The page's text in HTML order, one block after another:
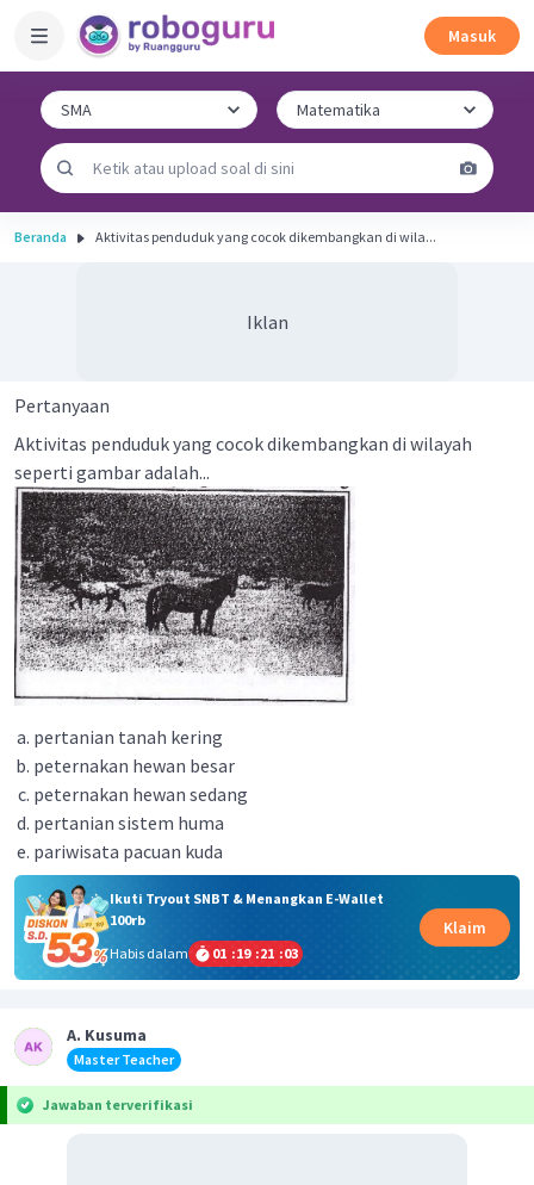
Masuk
Beranda Aktivitas penduduk yang cocok dikembangkan di wila...
Iklan
Pertanyaan
Aktivitas penduduk yang cocok dikembangkan di wilayah
seperti gambar adalah...
pertanian tanah kering
peternakan hewan besar
peternakan hewan sedang
pertanian sistem huma
pariwisata pacuan kuda
Ikuti Tryout SNBT & Menangkan E-Wallet
100rb
Habis dalam
01 :19 :21 :02
Klaim
A. Kusuma
Master Teacher
Jawaban terverifikasi